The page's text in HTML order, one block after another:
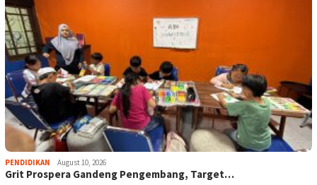
PENDIDIKAN August 10, 2026
Grit Prospera Gandeng Pengembang, Target…